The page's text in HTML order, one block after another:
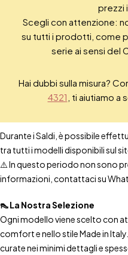
prezzi
Scegli con attenzione:
su tutti i prodotti, come
serie ai sensi del
Hai dubbi sulla misura?
4321 , ti aiutiamo a
Durante i Saldi, è possibile
tra tutti i modelli disponibili sul
⚠️ In questo periodo non sono
informazioni, contattaci su
👠 La Nostra Selezione
Ogni modello viene scelto con
comfort e nello stile Made in
curate nei minimi dettagli e